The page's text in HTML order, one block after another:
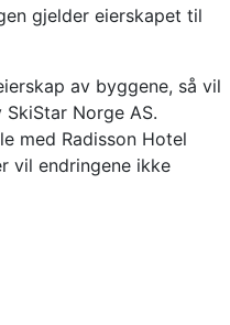
gjelder eierskapet til
av byggene, så vil
Norge AS.
med Radisson Hotel
vil endringene ikke